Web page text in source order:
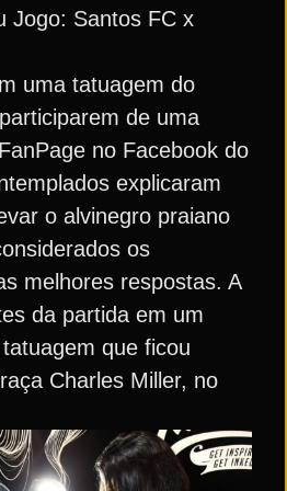
Jogo: Santos FC x
uma tatuagem do
de uma
no Facebook do
explicaram
o alvinegro praiano
os
melhores respostas. A
da partida em um
que ficou
Charles Miller, no